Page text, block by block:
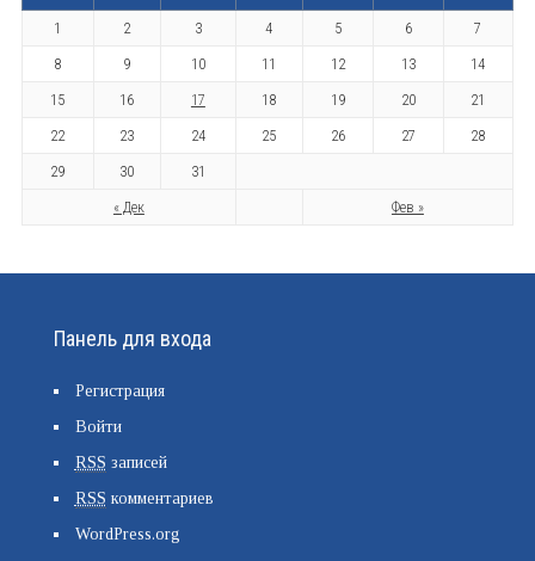
« Дек Фев »
1 2 3 4 5 6
7
8
9 10 11 12 13
14
15
16 17 18 19 20
21
22
23 24 25 26 27
28
29
30 31
Панель для входа
Регистрация
Войти
RSS записей
RSS комментариев
WordPress.org